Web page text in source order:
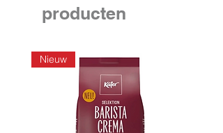
producten
Nieuw